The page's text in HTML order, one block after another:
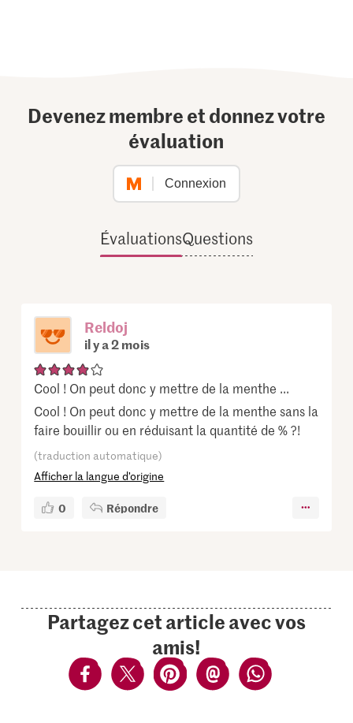
Devenez membre et donnez votre
évaluation
Connexion
ÉvaluationsQuestions
Reldoj
il y a 2 mois
Cool ! On peut donc y mettre de la menthe ...
Cool ! On peut donc y mettre de la menthe sans la
faire bouillir ou en réduisant la quantité de % ?!
(traduction automatique)
Afficher la langue d’origine
0 Répondre
Partagez cet article avec vos
amis!